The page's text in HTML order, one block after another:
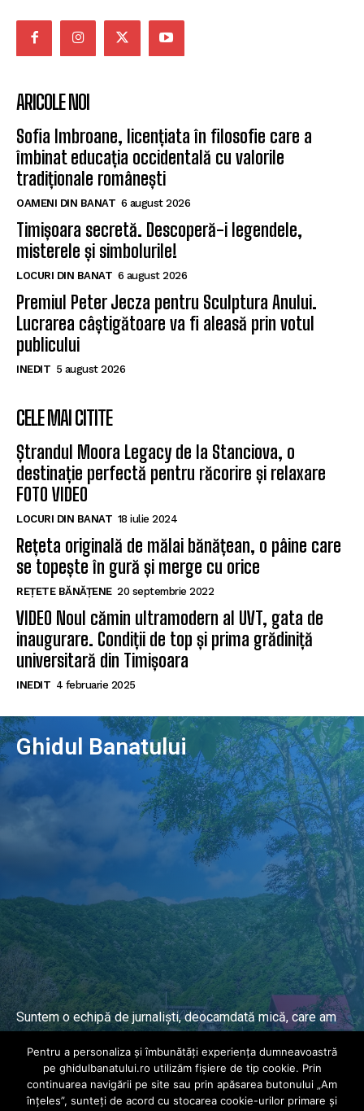
ARICOLE NOI
Sofia Imbroane, licențiata în filosofie care a
îmbinat educația occidentală cu valorile
tradiționale românești
OAMENI DIN BANAT 6 august 2026
Timișoara secretă. Descoperă-i legendele,
misterele și simbolurile!
LOCURI DIN BANAT 6 august 2026
Premiul Peter Jecza pentru Sculptura Anului.
Lucrarea câștigătoare va fi aleasă prin votul
publicului
INEDIT 5 august 2026
CELE MAI CITITE
Ștrandul Moora Legacy de la Stanciova, o
destinație perfectă pentru răcorire și relaxare
FOTO VIDEO
LOCURI DIN BANAT 18 iulie 2024
Rețeta originală de mălai bănățean, o pâine care
se topește în gură și merge cu orice
REȚETE BĂNĂȚENE 20 septembrie 2022
VIDEO Noul cămin ultramodern al UVT, gata de
inaugurare. Condiții de top și prima grădiniță
universitară din Timișoara
INEDIT 4 februarie 2025
Ghidul Banatului
Suntem o echipă de jurnaliști, deocamdată mică, care am
lucrat și lucrăm în presa locală și națională de mai mulți
ani.
Pentru a personaliza și îmbunătăți experiența dumneavoastră
pe ghidulbanatului.ro utilizăm fișiere de tip cookie. Prin
continuarea navigării pe site sau prin apăsarea butonului „Am
înțeles”, sunteți de acord cu stocarea cookie-urilor primare și